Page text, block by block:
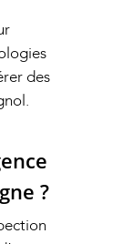
des
?